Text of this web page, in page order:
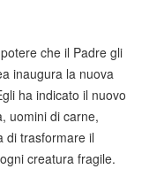
che il Padre gli
inaugura la nuova
ha indicato il nuovo
uomini di carne,
di trasformare il
creatura fragile.